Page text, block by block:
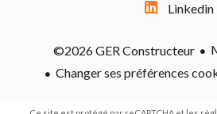
Linkedin
©2026 GER Constructeur
Changer ses préférences